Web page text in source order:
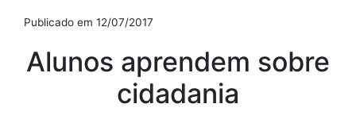
Publicado em 12/07/2017
Alunos aprendem sobre
cidadania